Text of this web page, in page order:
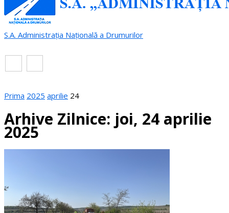
S.A. Administrația Națională a Drumurilor
Prima 2025 aprilie 24
Arhive Zilnice: joi, 24 aprilie
2025